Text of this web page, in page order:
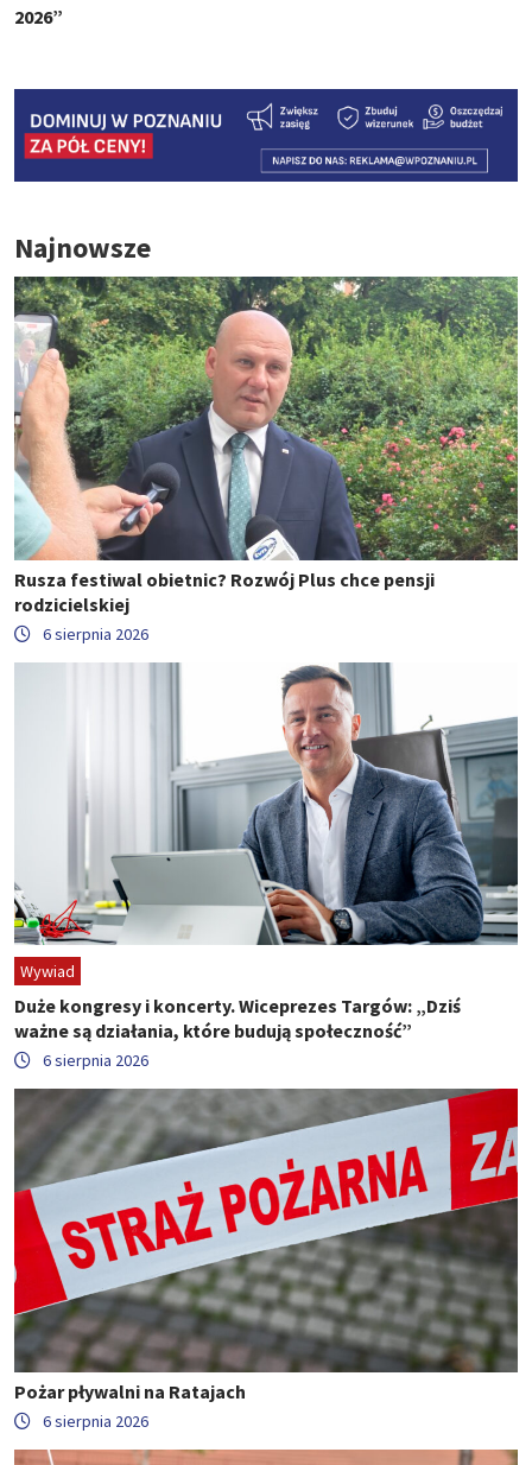
2026”
Najnowsze
Rusza festiwal obietnic? Rozwój Plus chce pensji
rodzicielskiej
6 sierpnia 2026
Wywiad
Duże kongresy i koncerty. Wiceprezes Targów: „Dziś
ważne są działania, które budują społeczność”
6 sierpnia 2026
Pożar pływalni na Ratajach
6 sierpnia 2026